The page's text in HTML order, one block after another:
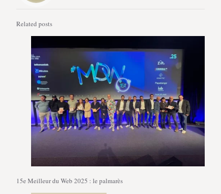
Related posts
15e Meilleur du Web 2025 : le palmarès